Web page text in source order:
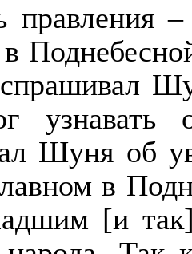
правления
в
узнавать
Шуня об
в
[и